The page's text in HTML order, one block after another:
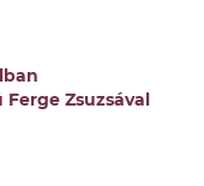
Zsuzsával